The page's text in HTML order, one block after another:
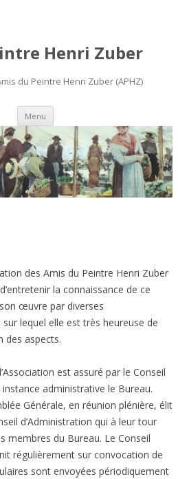
Henri Zuber
du Peintre Henri Zuber (APHZ)
Menu Aller
contenu
principal
des Amis du Peintre Henri Zuber
la connaissance de ce
œuvre par diverses
lequel elle est très heureuse de
des aspects.
est assuré par le Conseil
administrative le Bureau.
Générale, en réunion plénière, élit
d’Administration qui à leur tour
membres du Bureau. Le Conseil
régulièrement sur convocation de
sont envoyées périodiquement